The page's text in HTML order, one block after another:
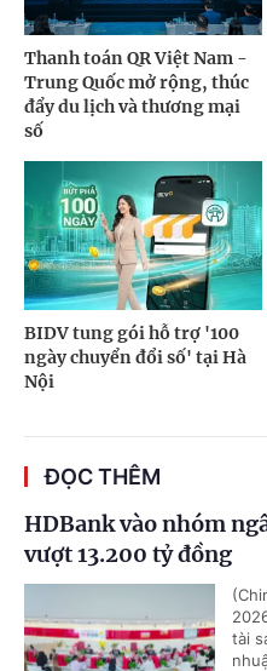
Thanh toán QR Việt Nam -
Trung Quốc mở rộng, thúc
đẩy du lịch và thương mại
số
BIDV tung gói hỗ trợ '100
ngày chuyển đổi số' tại Hà
Nội
ĐỌC THÊM
HDBank vào nhóm
vượt 13.200 tỷ đồng
tài